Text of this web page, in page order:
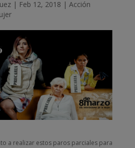
| Feb 12, 2018 | Acción
a realizar estos paros parciales para